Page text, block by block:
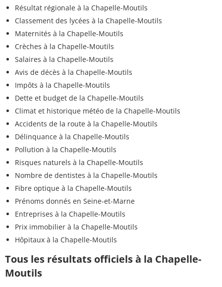
Résultat régionale à la Chapelle-Moutils
Classement des lycées à la Chapelle-Moutils
Maternités à la Chapelle-Moutils
Crèches à la Chapelle-Moutils
Salaires à la Chapelle-Moutils
Avis de décès à la Chapelle-Moutils
Impôts à la Chapelle-Moutils
Dette et budget de la Chapelle-Moutils
Climat et historique météo de la Chapelle-Moutils
Accidents de la route à la Chapelle-Moutils
Délinquance à la Chapelle-Moutils
Pollution à la Chapelle-Moutils
Risques naturels à la Chapelle-Moutils
Nombre de dentistes à la Chapelle-Moutils
Fibre optique à la Chapelle-Moutils
Prénoms donnés en Seine-et-Marne
Entreprises à la Chapelle-Moutils
Prix immobilier à la Chapelle-Moutils
Hôpitaux à la Chapelle-Moutils
Tous les résultats officiels à la Chapelle-
Moutils